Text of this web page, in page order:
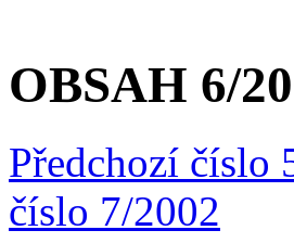
OBSAH 6/
Předchozí číslo
číslo 7/2002